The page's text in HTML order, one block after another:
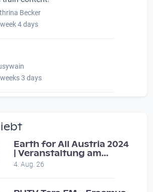
Becker
4 days
3 days
4 days
Sendung, tolle…
2 weeks
Earth for All Austria 2024
| Veranstaltung am
8.7.2024
4. Aug. 26